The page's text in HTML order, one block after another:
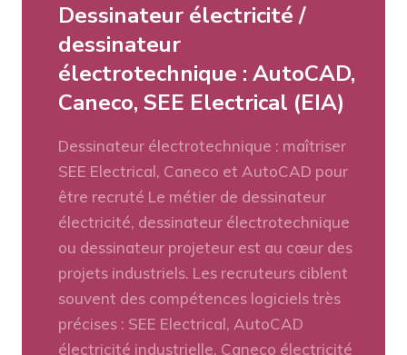
Dessinateur électricité /
dessinateur
électrotechnique : AutoCAD,
Caneco, SEE Electrical (EIA)
Dessinateur électrotechnique : maîtriser
SEE Electrical, Caneco et AutoCAD pour
être recruté Le métier de dessinateur
électricité, dessinateur électrotechnique
ou dessinateur projeteur est au cœur des
projets industriels. Les recruteurs ciblent
souvent des compétences logiciels très
précises : SEE Electrical, AutoCAD
électricité industrielle, Caneco électricité